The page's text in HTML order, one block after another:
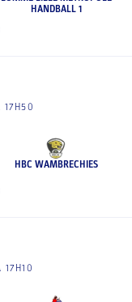
HANDBALL 1
17H50
HBC WAMBRECHIES
17H10